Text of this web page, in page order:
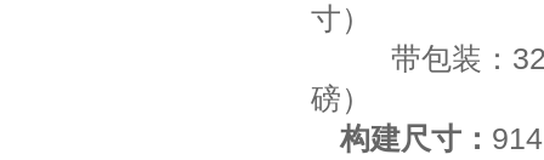
寸）
带包装：
磅）
构建尺寸：